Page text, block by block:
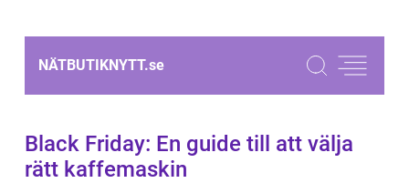
NÄTBUTIKNYTT.se
Black Friday: En guide till att välja
rätt kaffemaskin